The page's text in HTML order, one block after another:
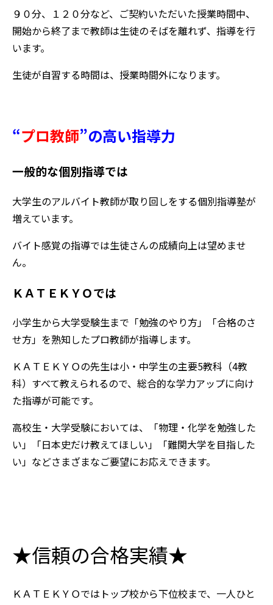
９０分、１２０分など、ご契約いただいた授業時間中、
開始から終了まで教師は生徒のそばを離れず、指導を行
います。
生徒が自習する時間は、授業時間外になります。
“プロ教師”の高い指導力
一般的な個別指導では
大学生のアルバイト教師が取り回しをする個別指導塾が
増えています。
バイト感覚の指導では生徒さんの成績向上は望めませ
ん。
ＫＡＴＥＫＹＯでは
小学生から大学受験生まで「勉強のやり方」「合格のさ
せ方」を熟知したプロ教師が指導します。
ＫＡＴＥＫＹＯの先生は小・中学生の主要5教科（4教
科）すべて教えられるので、総合的な学力アップに向け
た指導が可能です。
高校生・大学受験においては、「物理・化学を勉強した
い」「日本史だけ教えてほしい」「難関大学を目指した
い」などさまざまなご要望にお応えできます。
★信頼の合格実績★
ＫＡＴＥＫＹＯではトップ校から下位校まで、一人ひと